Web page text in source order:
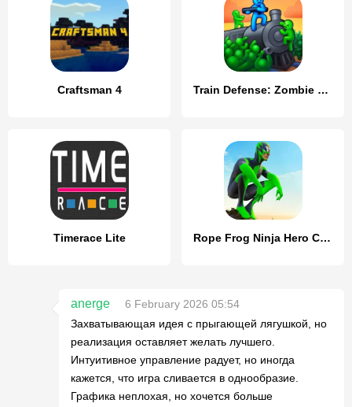
Craftsman 4 Train Defense: Zombie Game
Timerace Lite Rope Frog Ninja Hero Car Vegas
anerge
6 February 2026 05:54
Захватывающая идея с прыгающей лягушкой, но
реализация оставляет желать лучшего.
Интуитивное управление радует, но иногда
кажется, что игра сливается в однообразие.
Графика неплохая, но хочется больше